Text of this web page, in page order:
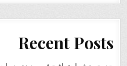
Recent Posts